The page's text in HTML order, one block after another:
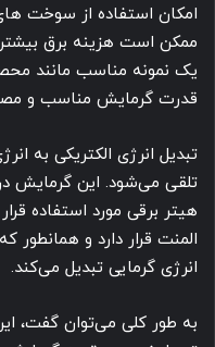
امکان استفاده از سوخت
ممکن است هزینه برق
یک نمونه مناسب مانند
قدرت گرمایش مناسب و
تبدیل انرژی الکتریکی به
تلقی می‌شود. این گرمایش
هیتر برقی مورد استفاده
المنت قرار دارد و همانطور
انرژی گرمایی تبدیل می‌کند.
به طور کلی می‌توان گفت،